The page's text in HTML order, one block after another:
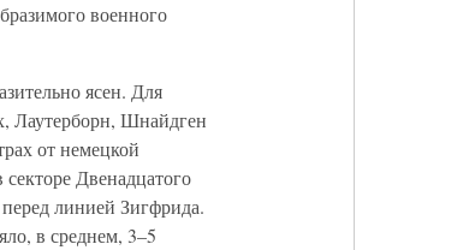
военного
ясен. Для
Лаутерборн, Шнайдген
от немецкой
Двенадцатого
линией Зигфрида.
в среднем, 3–5